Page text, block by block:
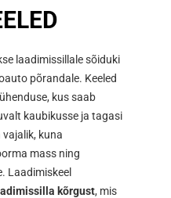
laadimissillale sõiduki
põrandale. Keeled
kus saab
kaubikusse ja tagasi
kuna
mass ning
Laadimiskeel
kõrgust, mis